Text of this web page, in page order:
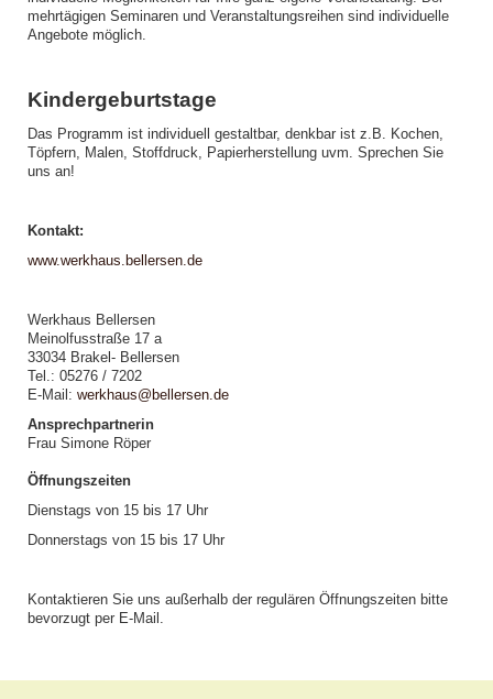
mehrtägigen Seminaren und Veranstaltungsreihen sind individuelle
Angebote möglich.
Kindergeburtstage
Das Programm ist individuell gestaltbar, denkbar ist z.B. Kochen,
Töpfern, Malen, Stoffdruck, Papierherstellung uvm. Sprechen Sie
uns an!
Kontakt:
www.werkhaus.bellersen.de
Werkhaus Bellersen
Meinolfusstraße 17 a
33034 Brakel- Bellersen
Tel.: 05276 / 7202
E-Mail: werkhaus@bellersen.de
Ansprechpartnerin
Frau Simone Röper
Öffnungszeiten
Dienstags von 15 bis 17 Uhr
Donnerstags von 15 bis 17 Uhr
Kontaktieren Sie uns außerhalb der regulären Öffnungszeiten bitte
bevorzugt per E-Mail.